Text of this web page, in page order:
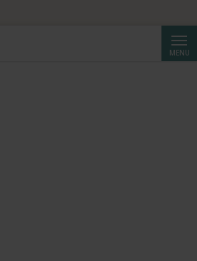
MENU